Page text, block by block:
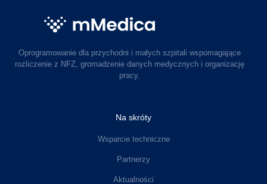
Oprogramowanie dla przychodni i małych szpitali wspomagające
rozliczenie z NFZ, gromadzenie danych medycznych i organizację
pracy.
Na skróty
Wsparcie techniczne
Partnerzy
Aktualności